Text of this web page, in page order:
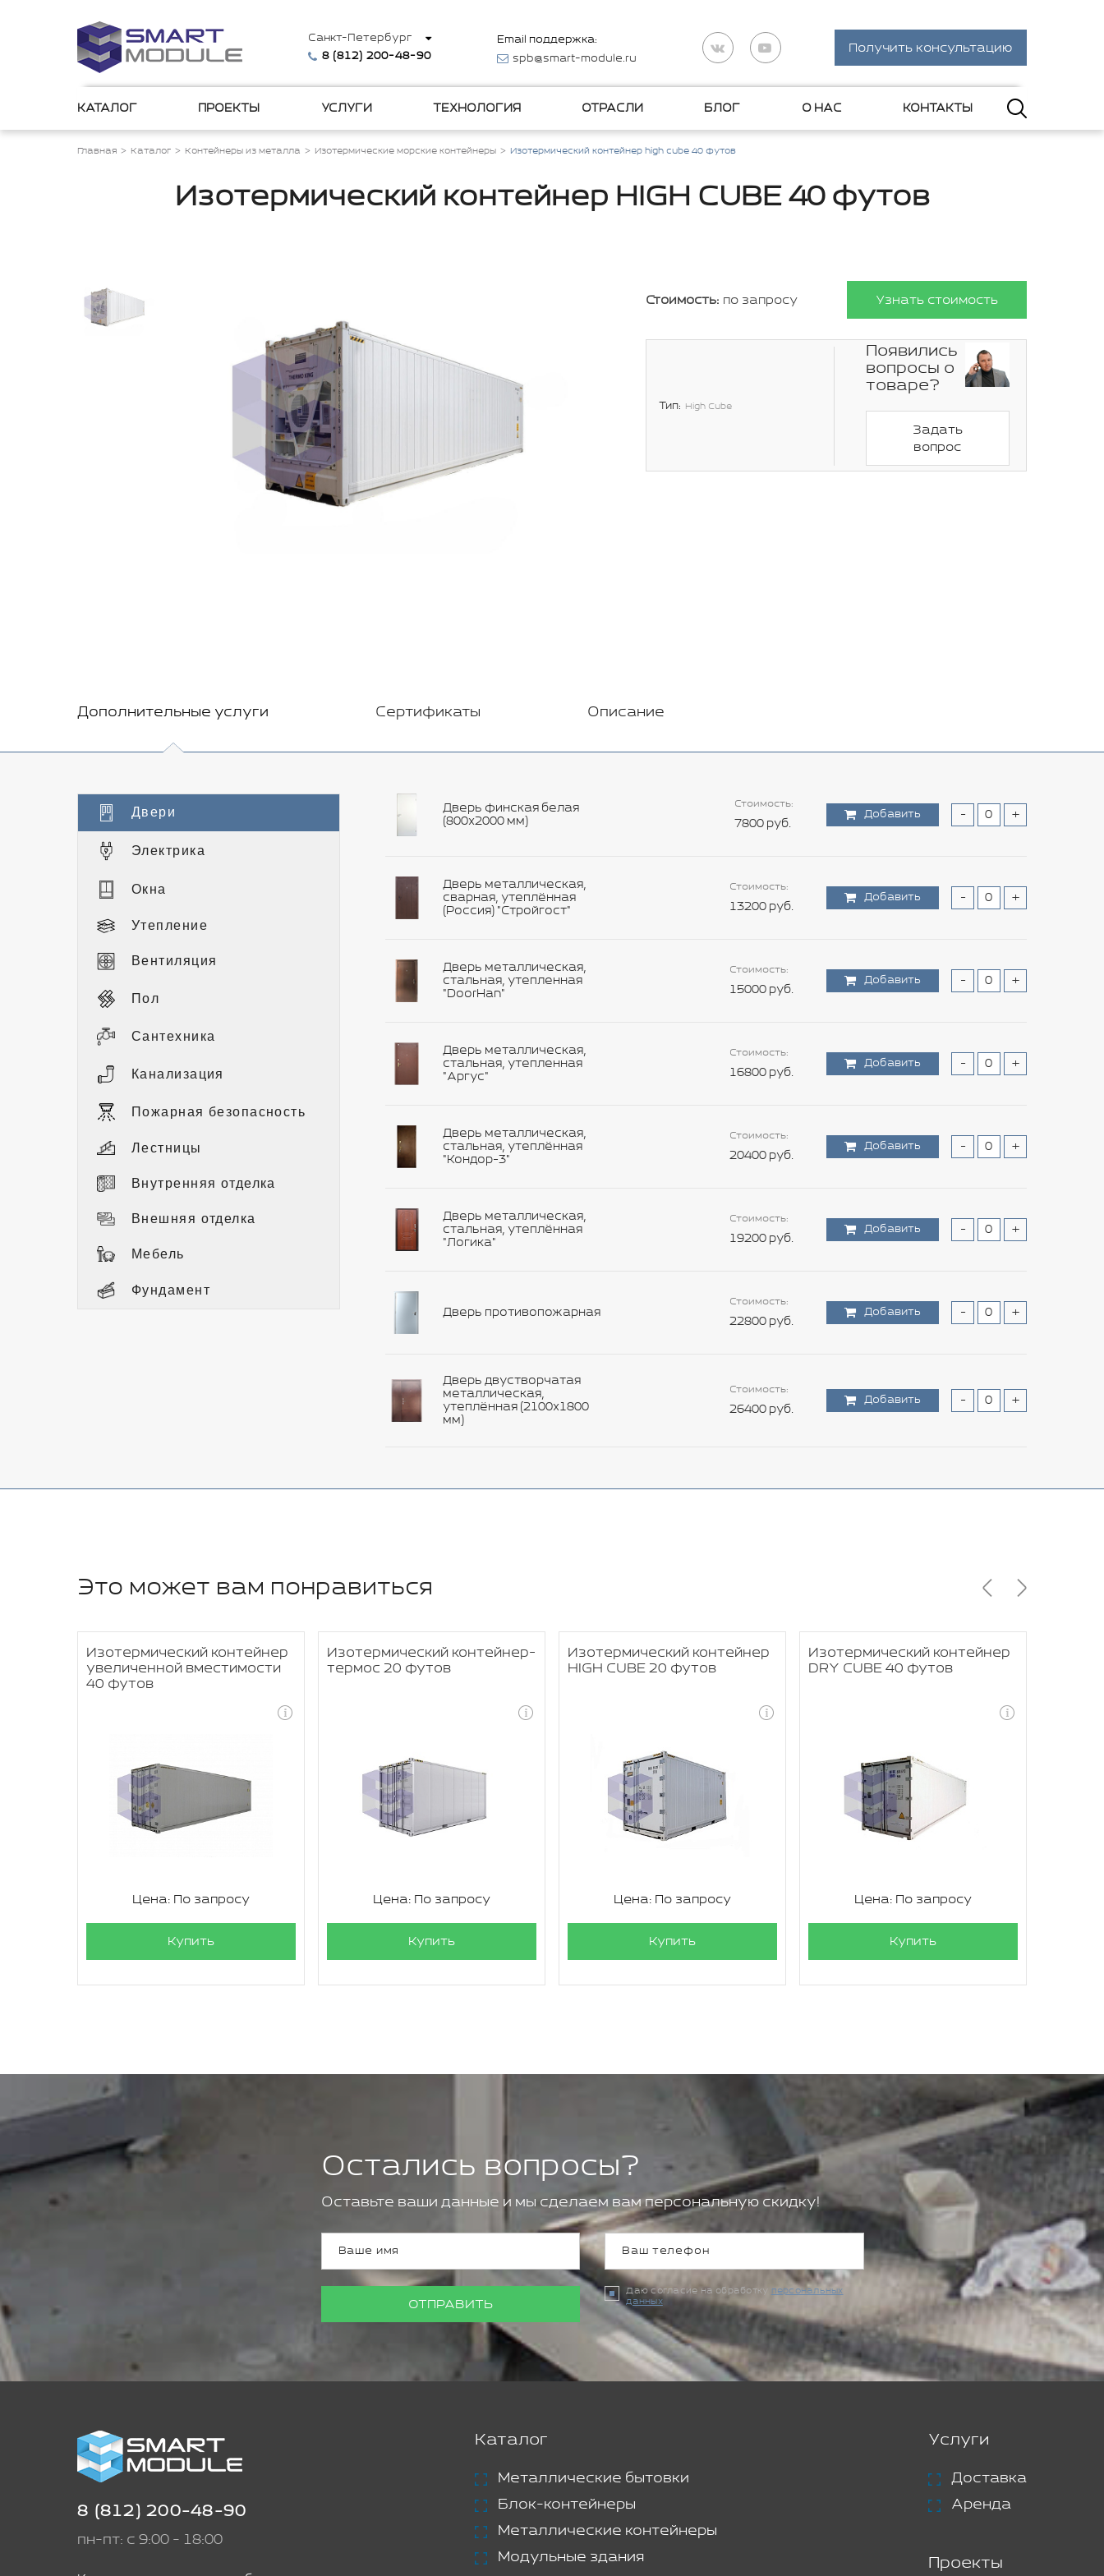
Санкт-Петербург
8 (812) 200-48-90
Email поддержка:
spb@smart-module.ru
Получить консультацию
КАТАЛОГ ПРОЕКТЫ УСЛУГИ ТЕХНОЛОГИЯ ОТРАСЛИ БЛОГ О НАС КОНТАКТЫ
Главная Каталог Контейнеры из металла Изотермические морские контейнеры Изотермический контейнер high cube 40 футов
Изотермический контейнер HIGH CUBE 40 футов
Стоимость: по запросу Узнать стоимость
Тип: High Cube
Появились
вопросы о
товаре?
Задать
вопрос
Дополнительные услуги Сертификаты Описание
Двери
Электрика
Окна
Утепление
Вентиляция
Пол
Сантехника
Канализация
Пожарная безопасность
Лестницы
Внутренняя отделка
Внешняя отделка
Мебель
Фундамент
Дверь финская белая
(800х2000 мм)
Стоимость:
7800 руб.
Добавить - +
Дверь металлическая,
сварная, утеплённая
(Россия) "Стройгост"
Стоимость:
13200 руб.
Добавить - +
Дверь металлическая,
стальная, утепленная
"DoorHan"
Стоимость:
15000 руб.
Добавить - +
Дверь металлическая,
стальная, утепленная
"Аргус"
Стоимость:
16800 руб.
Добавить - +
Дверь металлическая,
стальная, утеплённая
"Кондор-3"
Стоимость:
20400 руб.
Добавить - +
Дверь металлическая,
стальная, утеплённая
"Логика"
Стоимость:
19200 руб.
Добавить - +
Дверь противопожарная
Стоимость:
22800 руб.
Добавить - +
Дверь двустворчатая
металлическая,
утеплённая (2100х1800
мм)
Стоимость:
26400 руб.
Добавить - +
Это может вам понравиться
Изотермический контейнер
увеличенной вместимости
40 футов
Цена: По запросу
Купить
Изотермический контейнер-
термос 20 футов
Цена: По запросу
Купить
Изотермический контейнер
HIGH CUBE 20 футов
Цена: По запросу
Купить
Изотермический контейнер
DRY CUBE 40 футов
Цена: По запросу
Купить
Остались вопросы?
Оставьте ваши данные и мы сделаем вам персональную скидку!
ОТПРАВИТЬ
Даю согласие на обработку персональных
данных
8 (812) 200-48-90
пн-пт: с 9:00 - 18:00
Каталог
Металлические бытовки
Блок-контейнеры
Металлические контейнеры
Модульные здания
Услуги
Доставка
Аренда
Проекты